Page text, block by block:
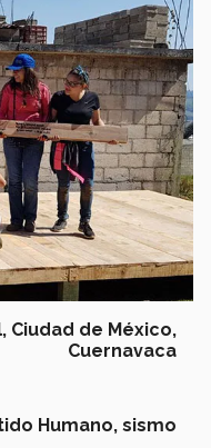
Ciudad de México,
Cuernavaca
Humano, sismo